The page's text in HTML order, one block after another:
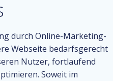
durch Online-Marketing-
Webseite bedarfsgerecht
Nutzer, fortlaufend
Soweit im